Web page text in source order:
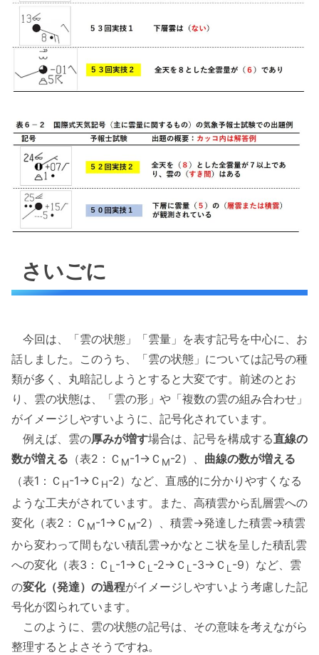
さいごに
今回は、「雲の状態」「雲量」を表す記号を中心に、お
話しました。このうち、「雲の状態」については記号の種
類が多く、丸暗記しようとすると大変です。前述のとお
り、雲の状態は、「雲の形」や「複数の雲の組み合わせ」
がイメージしやすいように、記号化されています。
例えば、雲の厚みが増す場合は、記号を構成する直線の
数が増える （表2：Ｃ M-1→Ｃ M-2）、 曲線の数が増える
（表1：Ｃ H-1→Ｃ H-2）など、直感的に分かりやすくなる
ような工夫がされています。また、高積雲から乱層雲への
変化（表2：Ｃ M-1→Ｃ M-2）、積雲→発達した積雲→積雲
から変わって間もない積乱雲→かなとこ状を呈した積乱雲
への変化（表3：Ｃ L-1→Ｃ L-2→Ｃ L-3→Ｃ L-9）など、雲
の変化（発達）の過程がイメージしやすいよう考慮した記
号化が図られています。
このように、雲の状態の記号は、その意味を考えながら
整理するとよさそうですね。